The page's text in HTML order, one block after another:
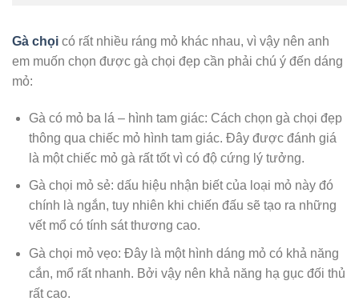
Gà chọi có rất nhiều ráng mỏ khác nhau, vì vậy nên anh
em muốn chọn được gà chọi đẹp cần phải chú ý đến dáng
mỏ:
Gà có mỏ ba lá – hình tam giác: Cách chọn gà chọi đẹp
thông qua chiếc mỏ hình tam giác. Đây được đánh giá
là một chiếc mỏ gà rất tốt vì có độ cứng lý tưởng.
Gà chọi mỏ sẻ: dấu hiệu nhận biết của loại mỏ này đó
chính là ngắn, tuy nhiên khi chiến đấu sẽ tạo ra những
vết mổ có tính sát thương cao.
Gà chọi mỏ vẹo: Đây là một hình dáng mỏ có khả năng
cắn, mổ rất nhanh. Bởi vậy nên khả năng hạ gục đối thủ
rất cao.